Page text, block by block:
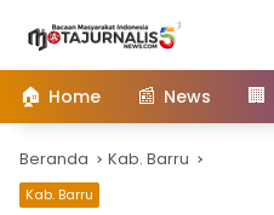
konten
🏠 Home 📰 News 🏢
Beranda Kab. Barru
Kab. Barru